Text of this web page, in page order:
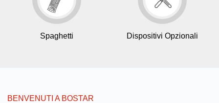
Spaghetti Dispositivi Opzionali
BENVENUTI A BOSTAR